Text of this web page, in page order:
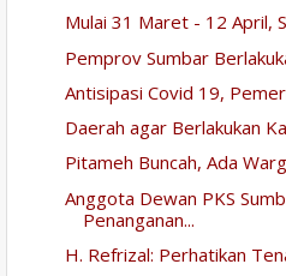
Mulai 31 Maret - 12 April,
Pemprov Sumbar
Antisipasi Covid 19,
Daerah agar Berlakukan
Pitameh Buncah, Ada
Anggota Dewan PKS
Penanganan...
H. Refrizal: Perhatikan